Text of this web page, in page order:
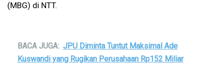
(MBG) di NTT.
BACA JUGA: JPU Diminta Tuntut Maksimal Ade
Kuswandi yang Rugikan Perusahaan Rp152 Miliar